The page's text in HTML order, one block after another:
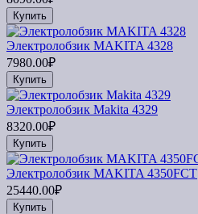
Купить
Электролобзик MAKITA 4328
7980.00₽
Купить
Электролобзик Makita 4329
8320.00₽
Купить
Электролобзик MAKITA 4350FCT
25440.00₽
Купить